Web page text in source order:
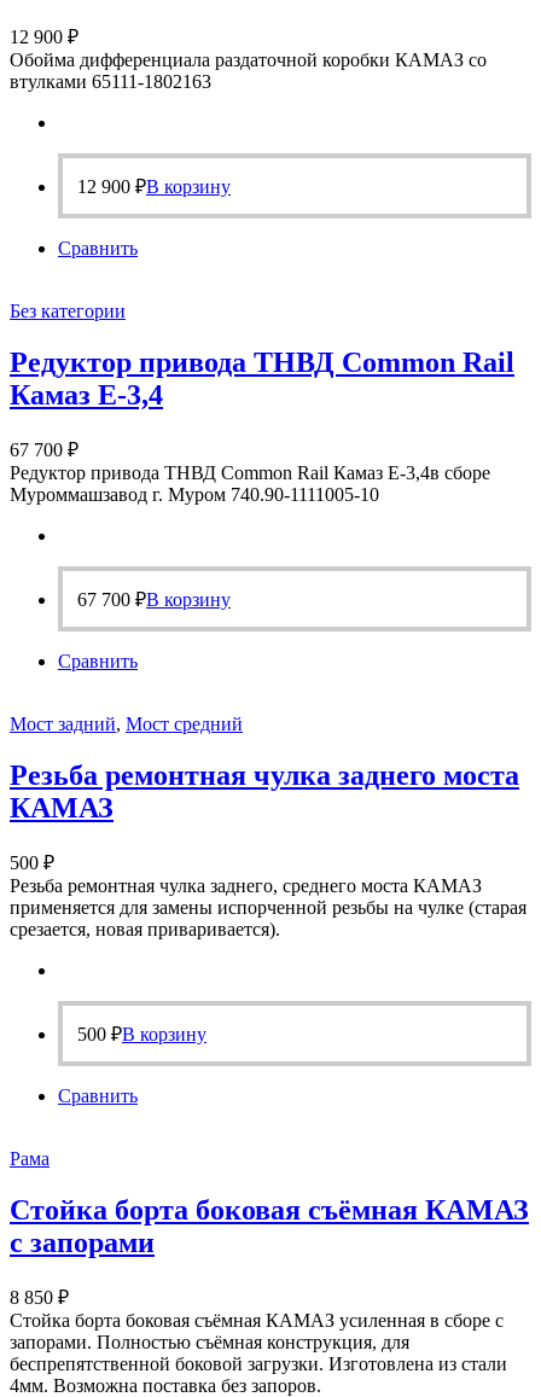
12 900 ₽
Обойма дифференциала раздаточной коробки КАМАЗ со
втулками 65111-1802163
12 900 ₽В корзину
Сравнить
Без категории
Редуктор привода ТНВД Common Rail
Камаз Е-3,4
67 700 ₽
Редуктор привода ТНВД Common Rail Камаз Е-3,4в сборе
Муроммашзавод г. Муром 740.90-1111005-10
67 700 ₽В корзину
Сравнить
Мост задний, Мост средний
Резьба ремонтная чулка заднего моста
КАМАЗ
500 ₽
Резьба ремонтная чулка заднего, среднего моста КАМАЗ
применяется для замены испорченной резьбы на чулке (старая
срезается, новая приваривается).
500 ₽В корзину
Сравнить
Рама
Стойка борта боковая съёмная КАМАЗ
с запорами
8 850 ₽
Стойка борта боковая съёмная КАМАЗ усиленная в сборе с
запорами. Полностью съёмная конструкция, для
беспрепятственной боковой загрузки. Изготовлена из стали
4мм. Возможна поставка без запоров.